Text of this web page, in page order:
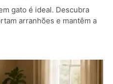
gato é ideal. Descubra
arranhões e mantêm a